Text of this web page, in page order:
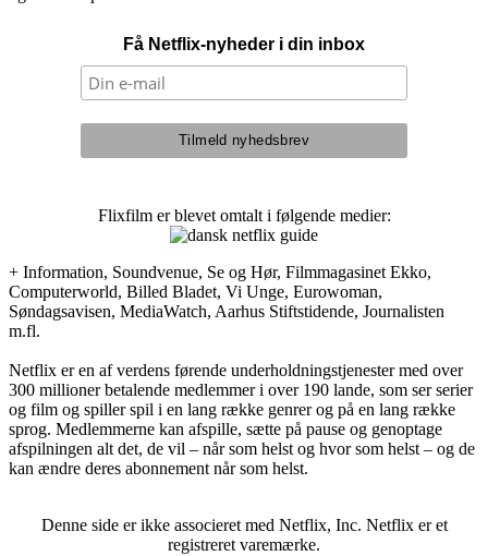
Få Netflix-nyheder i din inbox
Flixfilm er blevet omtalt i følgende medier:
+ Information, Soundvenue, Se og Hør, Filmmagasinet Ekko,
Computerworld, Billed Bladet, Vi Unge, Eurowoman,
Søndagsavisen, MediaWatch, Aarhus Stiftstidende, Journalisten
m.fl.
Netflix er en af verdens førende underholdningstjenester med over
300 millioner betalende medlemmer i over 190 lande, som ser serier
og film og spiller spil i en lang række genrer og på en lang række
sprog. Medlemmerne kan afspille, sætte på pause og genoptage
afspilningen alt det, de vil – når som helst og hvor som helst – og de
kan ændre deres abonnement når som helst.
Denne side er ikke associeret med Netflix, Inc. Netflix er et
registreret varemærke.